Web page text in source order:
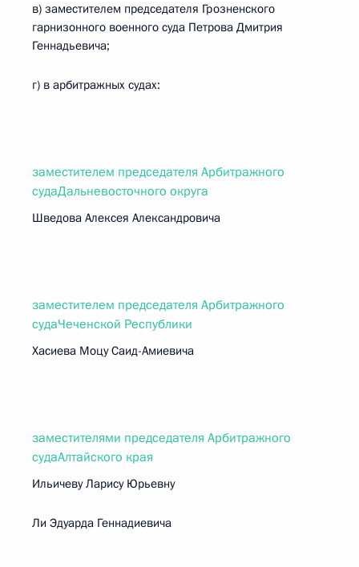
в) заместителем председателя Грозненского
гарнизонного военного суда Петрова Дмитрия
Геннадьевича;
г) в арбитражных судах:
заместителем председателя Арбитражного
судаДальневосточного округа
Шведова Алексея Александровича
заместителем председателя Арбитражного
судаЧеченской Республики
Хасиева Моцу Саид-Амиевича
заместителями председателя Арбитражного
судаАлтайского края
Ильичеву Ларису Юрьевну
Ли Эдуарда Геннадиевича